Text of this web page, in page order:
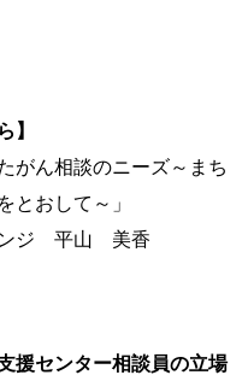
】
がん相談のニーズ～まち
とおして～」
ンジ 平山 美香
援センター相談員の立場